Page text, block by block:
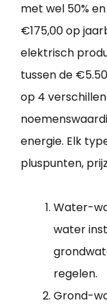
met wel 50%
€175,00 op
elektrisch
tussen de
op 4
energie. Elk
pluspunten,
Water-
water
regelen.
Grond-